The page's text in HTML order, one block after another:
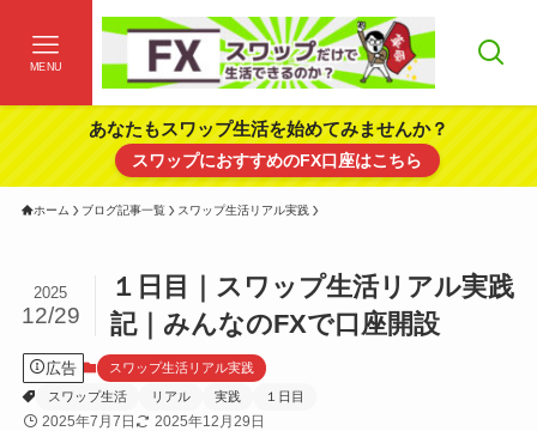
MENU
あなたもスワップ生活を始めてみませんか？
スワップにおすすめのFX口座はこちら
ホーム ブログ記事一覧 スワップ生活リアル実践
１日目｜スワップ生活リアル実践
記｜みんなのFXで口座開設
2025
12/29
広告
スワップ生活リアル実践
スワップ生活
リアル 実践 １日目
2025年7月7日 2025年12月29日